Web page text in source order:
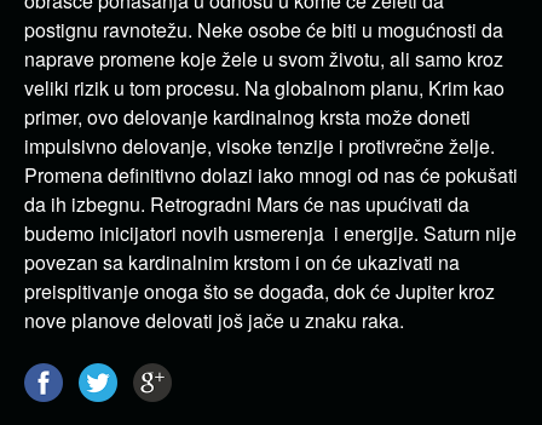
postignu ravnotežu. Neke osobe će biti u mogućnosti da
naprave promene koje žele u svom životu, ali samo kroz
veliki rizik u tom procesu. Na globalnom planu, Krim kao
primer, ovo delovanje kardinalnog krsta može doneti
impulsivno delovanje, visoke tenzije i protivrečne želje.
Promena definitivno dolazi iako mnogi od nas će pokušati
da ih izbegnu. Retrogradni Mars će nas upućivati da
budemo inicijatori novih usmerenja i energije. Saturn nije
povezan sa kardinalnim krstom i on će ukazivati na
preispitivanje onoga što se događa, dok će Jupiter kroz
nove planove delovati još jače u znaku raka.